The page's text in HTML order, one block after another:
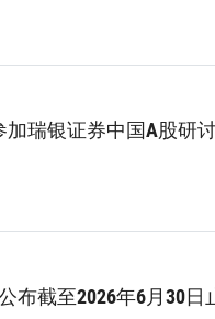
加瑞银证券中国A股研
布截至2026年6月30